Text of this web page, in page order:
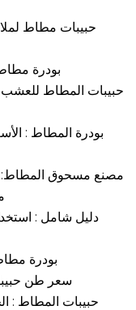
حبيبات مطاط
بودرة
حبيبات المطاط
بودرة المطاط :
مصنع مسحوق المطاط:
دليل شامل :
بودرة
سعر طن
حبيبات المطاط :